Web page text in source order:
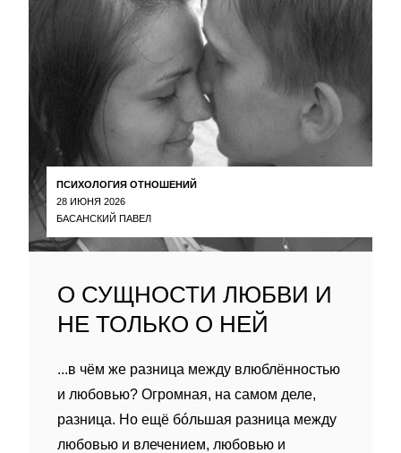
ПСИХОЛОГИЯ ОТНОШЕНИЙ
28 ИЮНЯ 2026
БАСАНСКИЙ ПАВЕЛ
О СУЩНОСТИ ЛЮБВИ И
НЕ ТОЛЬКО О НЕЙ
...в чём же разница между влюблённостью
и любовью? Огромная, на самом деле,
разница. Но ещё бóльшая разница между
любовью и влечением, любовью и